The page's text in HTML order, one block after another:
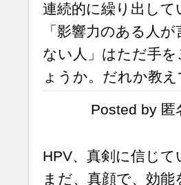
連続的に繰り出し
「影響力のある人
ない人」はただ手
ょうか。だれか教え
Posted by
HPV、真剣に信じ
まだ、真顔で、効